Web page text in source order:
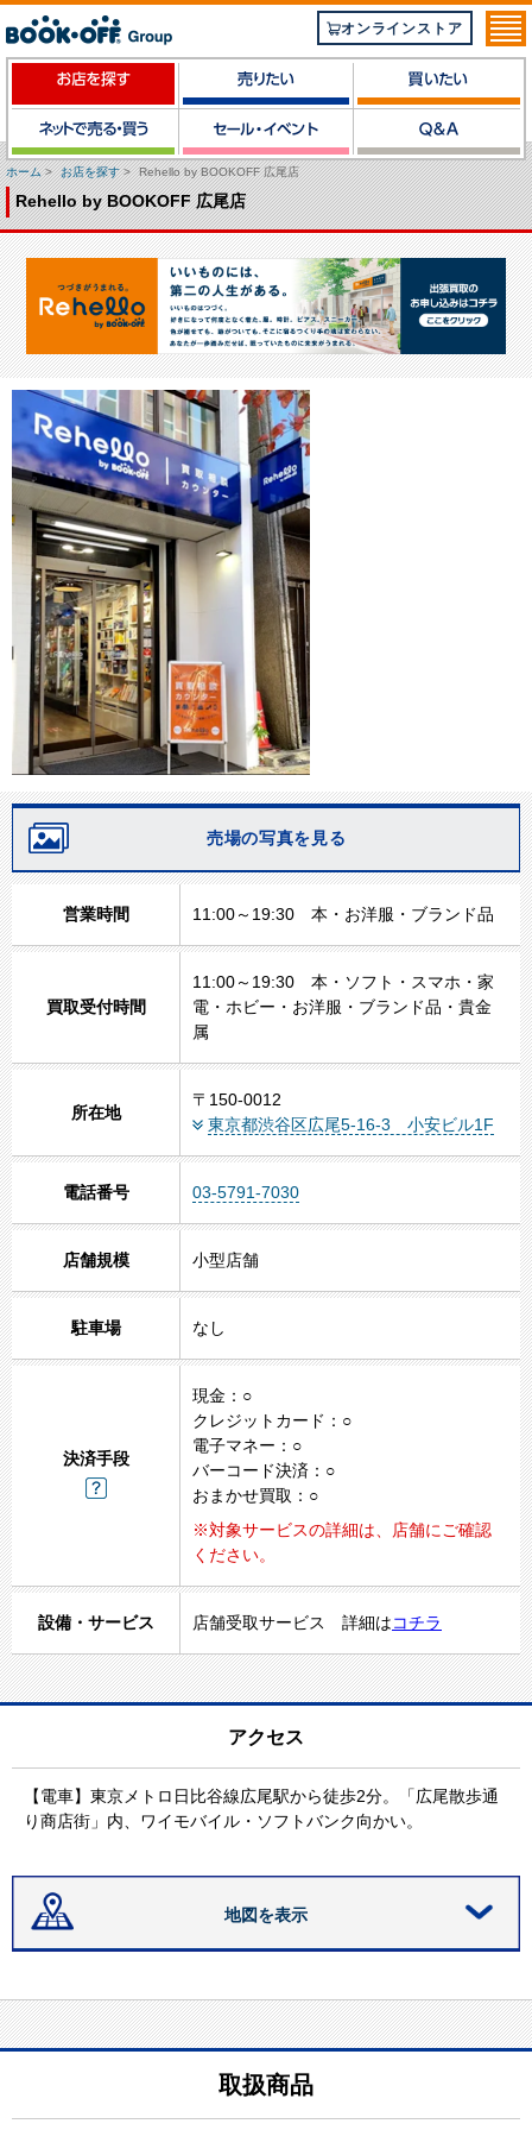
オンラインストア
ホーム> お店を探す> Rehello by BOOKOFF 広尾店
Rehello by BOOKOFF 広尾店
売場の写真を見る
営業時間 11:00～19:30 本・お洋服・ブランド品
買取受付時間
11:00～19:30 本・ソフト・スマホ・家
電・ホビー・お洋服・ブランド品・貴金
属
所在地
〒150-0012
東京都渋谷区広尾5-16-3 小安ビル1F
電話番号 03-5791-7030
店舗規模 小型店舗
駐車場 なし
決済手段
現金：○
クレジットカード：○
電子マネー：○
バーコード決済：○
おまかせ買取：○
※対象サービスの詳細は、店舗にご確認
ください。
設備・サービス 店舗受取サービス 詳細はコチラ
アクセス
【電車】東京メトロ日比谷線広尾駅から徒歩2分。「広尾散歩通
り商店街」内、ワイモバイル・ソフトバンク向かい。
地図を表示
取扱商品